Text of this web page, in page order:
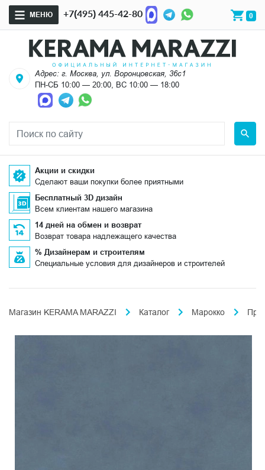
МЕНЮ +7(495) 445-42-80 0
Адрес: г. Москва, ул. Воронцовская, 36с1
ПН-СБ 10:00 — 20:00, ВС 10:00 — 18:00
Акции и скидки
Сделают ваши покупки более приятными
Бесплатный 3D дизайн
Всем клиентам нашего магазина
14 дней на обмен и возврат
Возврат товара надлежащего качества
% Дизайнерам и строителям
Специальные условия для дизайнеров и строителей
Магазин KERAMA MARAZZI Каталог Марокко Про